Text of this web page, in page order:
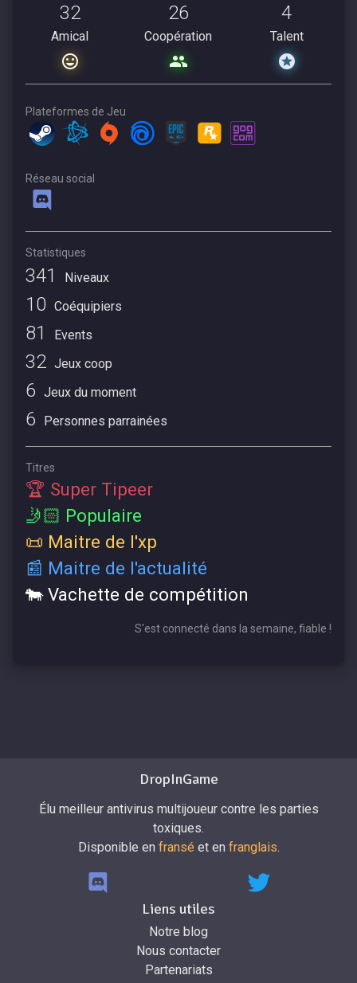
32
Amical
26
Coopération
4
Talent
Plateformes de Jeu
Réseau social
Statistiques
341 Niveaux
10 Coéquipiers
81 Events
32 Jeux coop
6 Jeux du moment
6 Personnes parrainées
Titres
🏆 Super Tipeer
🤳🏻 Populaire
📜 Maitre de l'xp
📰 Maitre de l'actualité
🐄 Vachette de compétition
S'est connecté dans la semaine, fiable !
DropInGame
Élu meilleur antivirus multijoueur contre les parties
toxiques.
Disponible en fransé et en franglais.
Liens utiles
Notre blog
Nous contacter
Partenariats